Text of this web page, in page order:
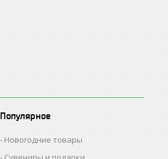
Популярное
Новогодние товары